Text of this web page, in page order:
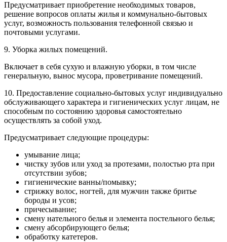
Предусматривает приобретение необходимых товаров,
решение вопросов оплаты жилья и коммунально-бытовых
услуг, возможность пользования телефонной связью и
почтовыми услугами.
9. Уборка жилых помещений.
Включает в себя сухую и влажную уборки, в том числе
генеральную, вынос мусора, проветривание помещений.
10. Предоставление социально-бытовых услуг индивидуально
обслуживающего характера и гигиенических услуг лицам, не
способным по состоянию здоровья самостоятельно
осуществлять за собой уход.
Предусматривает следующие процедуры:
умывание лица;
чистку зубов или уход за протезами, полостью рта при
отсутствии зубов;
гигиенические ванны/помывку;
стрижку волос, ногтей, для мужчин также бритье
бороды и усов;
причесывание;
смену нательного белья и элемента постельного белья;
смену абсорбирующего белья;
обработку катетеров.